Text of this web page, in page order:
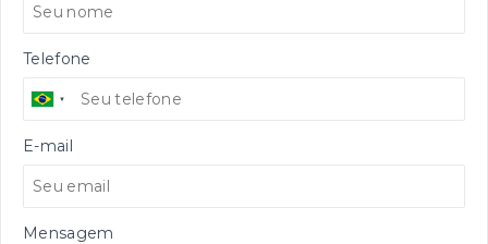
Telefone
E-mail
Mensagem